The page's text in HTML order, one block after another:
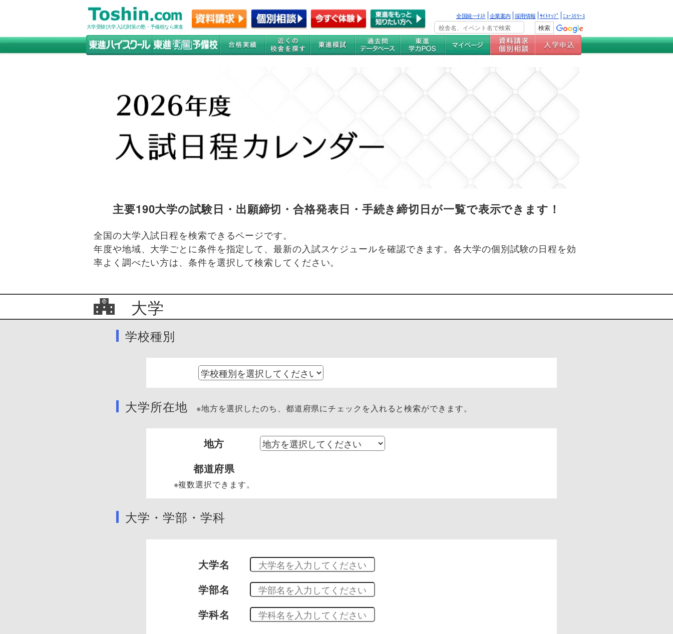
大学受験(大学入試)対策の塾・予備校なら東進
全国統一ﾃｽﾄ 企業案内 採用情報 ｻｲﾄﾏｯﾌﾟ ﾆｭｰｽﾘﾘｰｽ
主要190大学の試験日・出願締切・合格発表日・手続き締切日が一覧で表示できます！
全国の大学入試日程を検索できるページです。
年度や地域、大学ごとに条件を指定して、最新の入試スケジュールを確認できます。各大学の個別試験の日程を効
率よく調べたい方は、条件を選択して検索してください。
大学
学校種別
大学所在地 ※地方を選択したのち、都道府県にチェックを入れると検索ができます。
地方
都道府県
※複数選択できます。
大学・学部・学科
大学名
学部名
学科名